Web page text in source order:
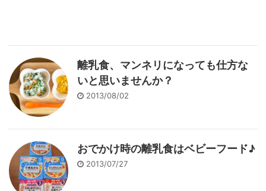
離乳食、マンネリになっても仕方な
いと思いませんか？
2013/08/02
おでかけ時の離乳食はベビーフード♪
2013/07/27